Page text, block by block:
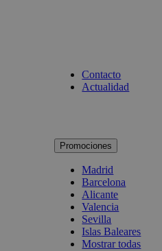
Contacto
Actualidad
Promociones
Madrid
Barcelona
Alicante
Valencia
Sevilla
Islas Baleares
Mostrar todas